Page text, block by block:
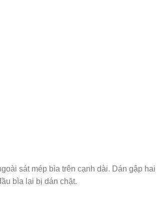
sát mép bìa trên cạnh dài. Dán gập hai
bìa lại bị dán chặt.